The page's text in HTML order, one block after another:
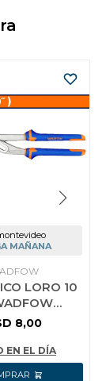
MAÑANA
LORO 10
8,00
EN EL DÍA